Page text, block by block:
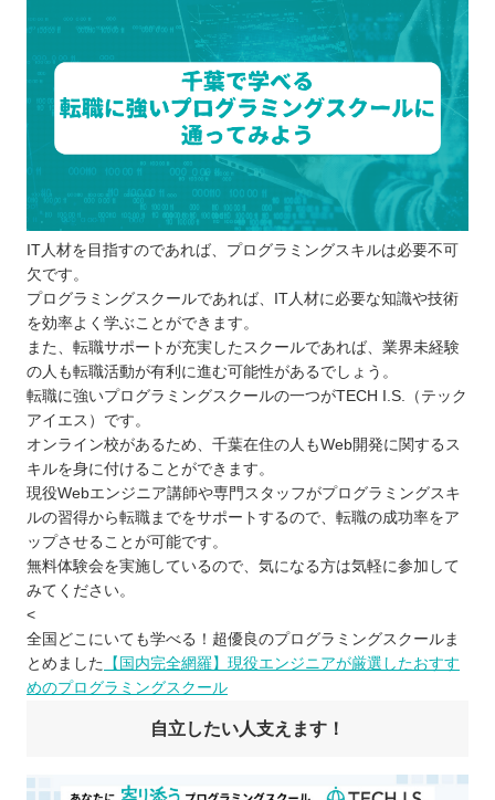
IT人材を目指すのであれば、プログラミングスキルは必要不可
欠です。
プログラミングスクールであれば、IT人材に必要な知識や技術
を効率よく学ぶことができます。
また、転職サポートが充実したスクールであれば、業界未経験
の人も転職活動が有利に進む可能性があるでしょう。
転職に強いプログラミングスクールの一つがTECH I.S.（テック
アイエス）です。
オンライン校があるため、千葉在住の人もWeb開発に関するス
キルを身に付けることができます。
現役Webエンジニア講師や専門スタッフがプログラミングスキ
ルの習得から転職までをサポートするので、転職の成功率をア
ップさせることが可能です。
無料体験会を実施しているので、気になる方は気軽に参加して
みてください。
<
全国どこにいても学べる！超優良のプログラミングスクールま
とめました
【国内完全網羅】現役エンジニアが厳選したおすす
めのプログラミングスクール
自立したい人支えます！